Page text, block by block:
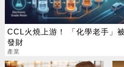
CCL火燒上游！ 「化學老手」
發財
產業